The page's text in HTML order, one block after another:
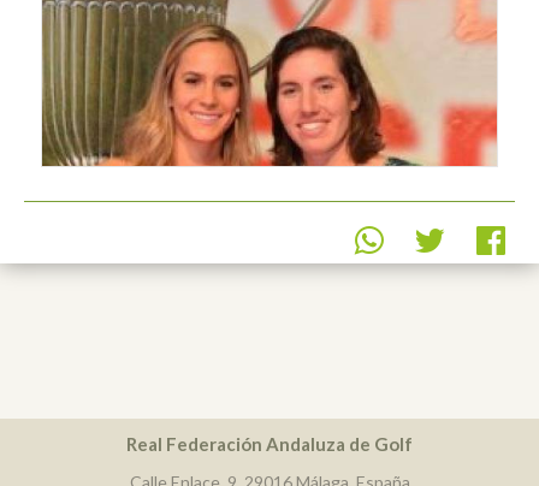
Real Federación Andaluza de Golf
Calle Enlace, 9. 29016 Málaga, España